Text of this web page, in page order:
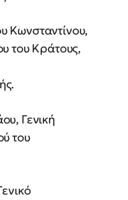
Κωνσταντίνου,
του Κράτους,
Γενική
του